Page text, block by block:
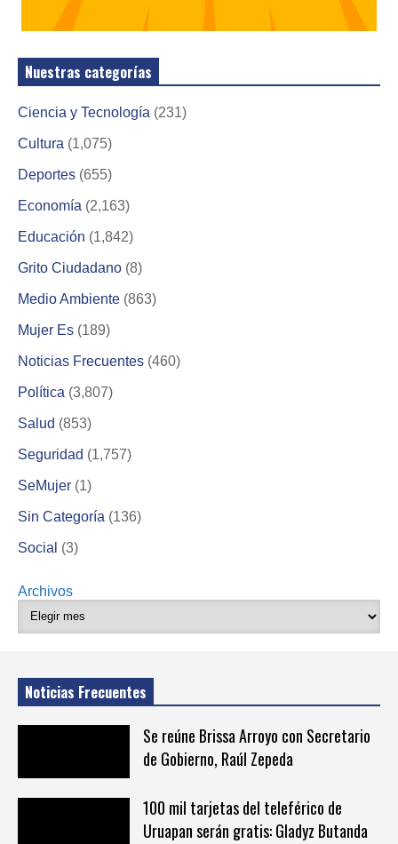
Nuestras categorías
Ciencia y Tecnología (231)
Cultura (1,075)
Deportes (655)
Economía (2,163)
Educación (1,842)
Grito Ciudadano (8)
Medio Ambiente (863)
Mujer Es (189)
Noticias Frecuentes (460)
Política (3,807)
Salud (853)
Seguridad (1,757)
SeMujer (1)
Sin Categoría (136)
Social (3)
Archivos
Noticias Frecuentes
Se reúne Brissa Arroyo con Secretario
de Gobierno, Raúl Zepeda
100 mil tarjetas del teleférico de
Uruapan serán gratis: Gladyz Butanda